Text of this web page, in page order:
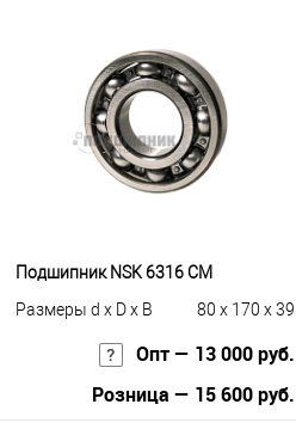
В избранное
Под заказ
Подшипник NSK 6316 CM
Размеры d x D x B
80 x 170 x 39
Опт — 13 000 руб.
Розница — 15 600 руб.